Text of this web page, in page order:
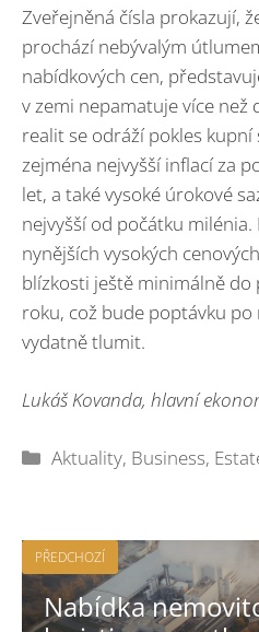
Zveřejněná čísla prokazují,
prochází nebývalým
nabídkových cen,
v zemi nepamatuje více než
realit se odráží pokles
zejména nejvyšší inflací za
let, a také vysoké úrokové
nejvyšší od počátku
nynějších vysokých
blízkosti ještě minimálně
roku, což bude poptávku
vydatně tlumit.
Lukáš Kovanda, hlavní
Rubriky
Aktuality, Business,
PŘEDCHOZÍ
Nabídka